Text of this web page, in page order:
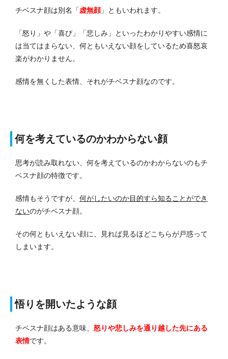
チベスナ顔は別名「虚無顔」ともいわれます。
「怒り」や「喜び」「悲しみ」といったわかりやすい感情に
は当てはまらない、何ともいえない顔をしているため喜怒哀
楽がわかりません。
感情を無くした表情、それがチベスナ顔なのです。
何を考えているのかわからない顔
思考が読み取れない、何を考えているのかわからないのもチ
ベスナ顔の特徴です。
感情もそうですが、 何がしたいのか目的すら知ることができ
ないのがチベスナ顔。
その何ともいえない顔に、見れば見るほどこちらが戸惑って
しまいます。
悟りを開いたような顔
チベスナ顔はある意味、 怒りや悲しみを通り越した先にある
表情です。